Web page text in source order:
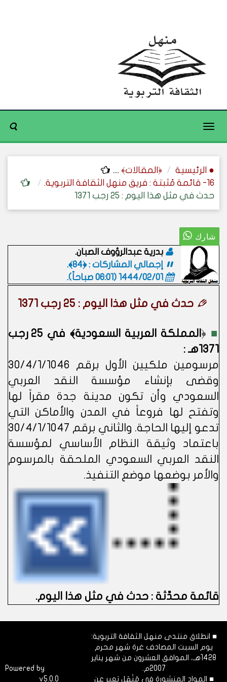
Toggle
● الرئيسية ﴿المقالات﴾ ....
16- قائمة مُثبتة : فريق منهل الثقافة التربوية.
حدث في مثل هذا اليوم : 25 رجب 1371
بدرية عبدالرؤوف الصبان.
إجمالي المشاركات : ﴿84﴾.
1444/02/01 (06:01 صباحاً)
.
حدث في مثل هذا اليوم : 25 رجب 1371
■ ﴿
المملكة العربية السعودية﴾ في 25 رجب
1371هـ :
مرسومين ملكيين الأول برقم 30/4/1/1046
وقضى بإنشاء مؤسسة النقد العربي
السعودي وأن تكون مدينة جدة مقراً لها
وتفتح لها فروعاً في المدن والأماكن التي
تدعو إليها الحاجة. والثاني برقم 30/4/1/1047
باعتماد وثيقة النظام الأساسي لمؤسسة
النقد العربي السعودي الملحقة بالمرسوم
والأمر بوضعها موضع التنفيذ.
قائمة محدَّثة : حدث في مثل هذا اليوم.
■ انطلاق منتدى منهل الثقافة التربوية:
يوم السبت المصادف غرة شهر محرم
1428هـ، الموافق العشرون من شهر يناير
2007م.
■ المواد المنشورة في مَنْهَل تعبر عن
Powered by
v5.0.0